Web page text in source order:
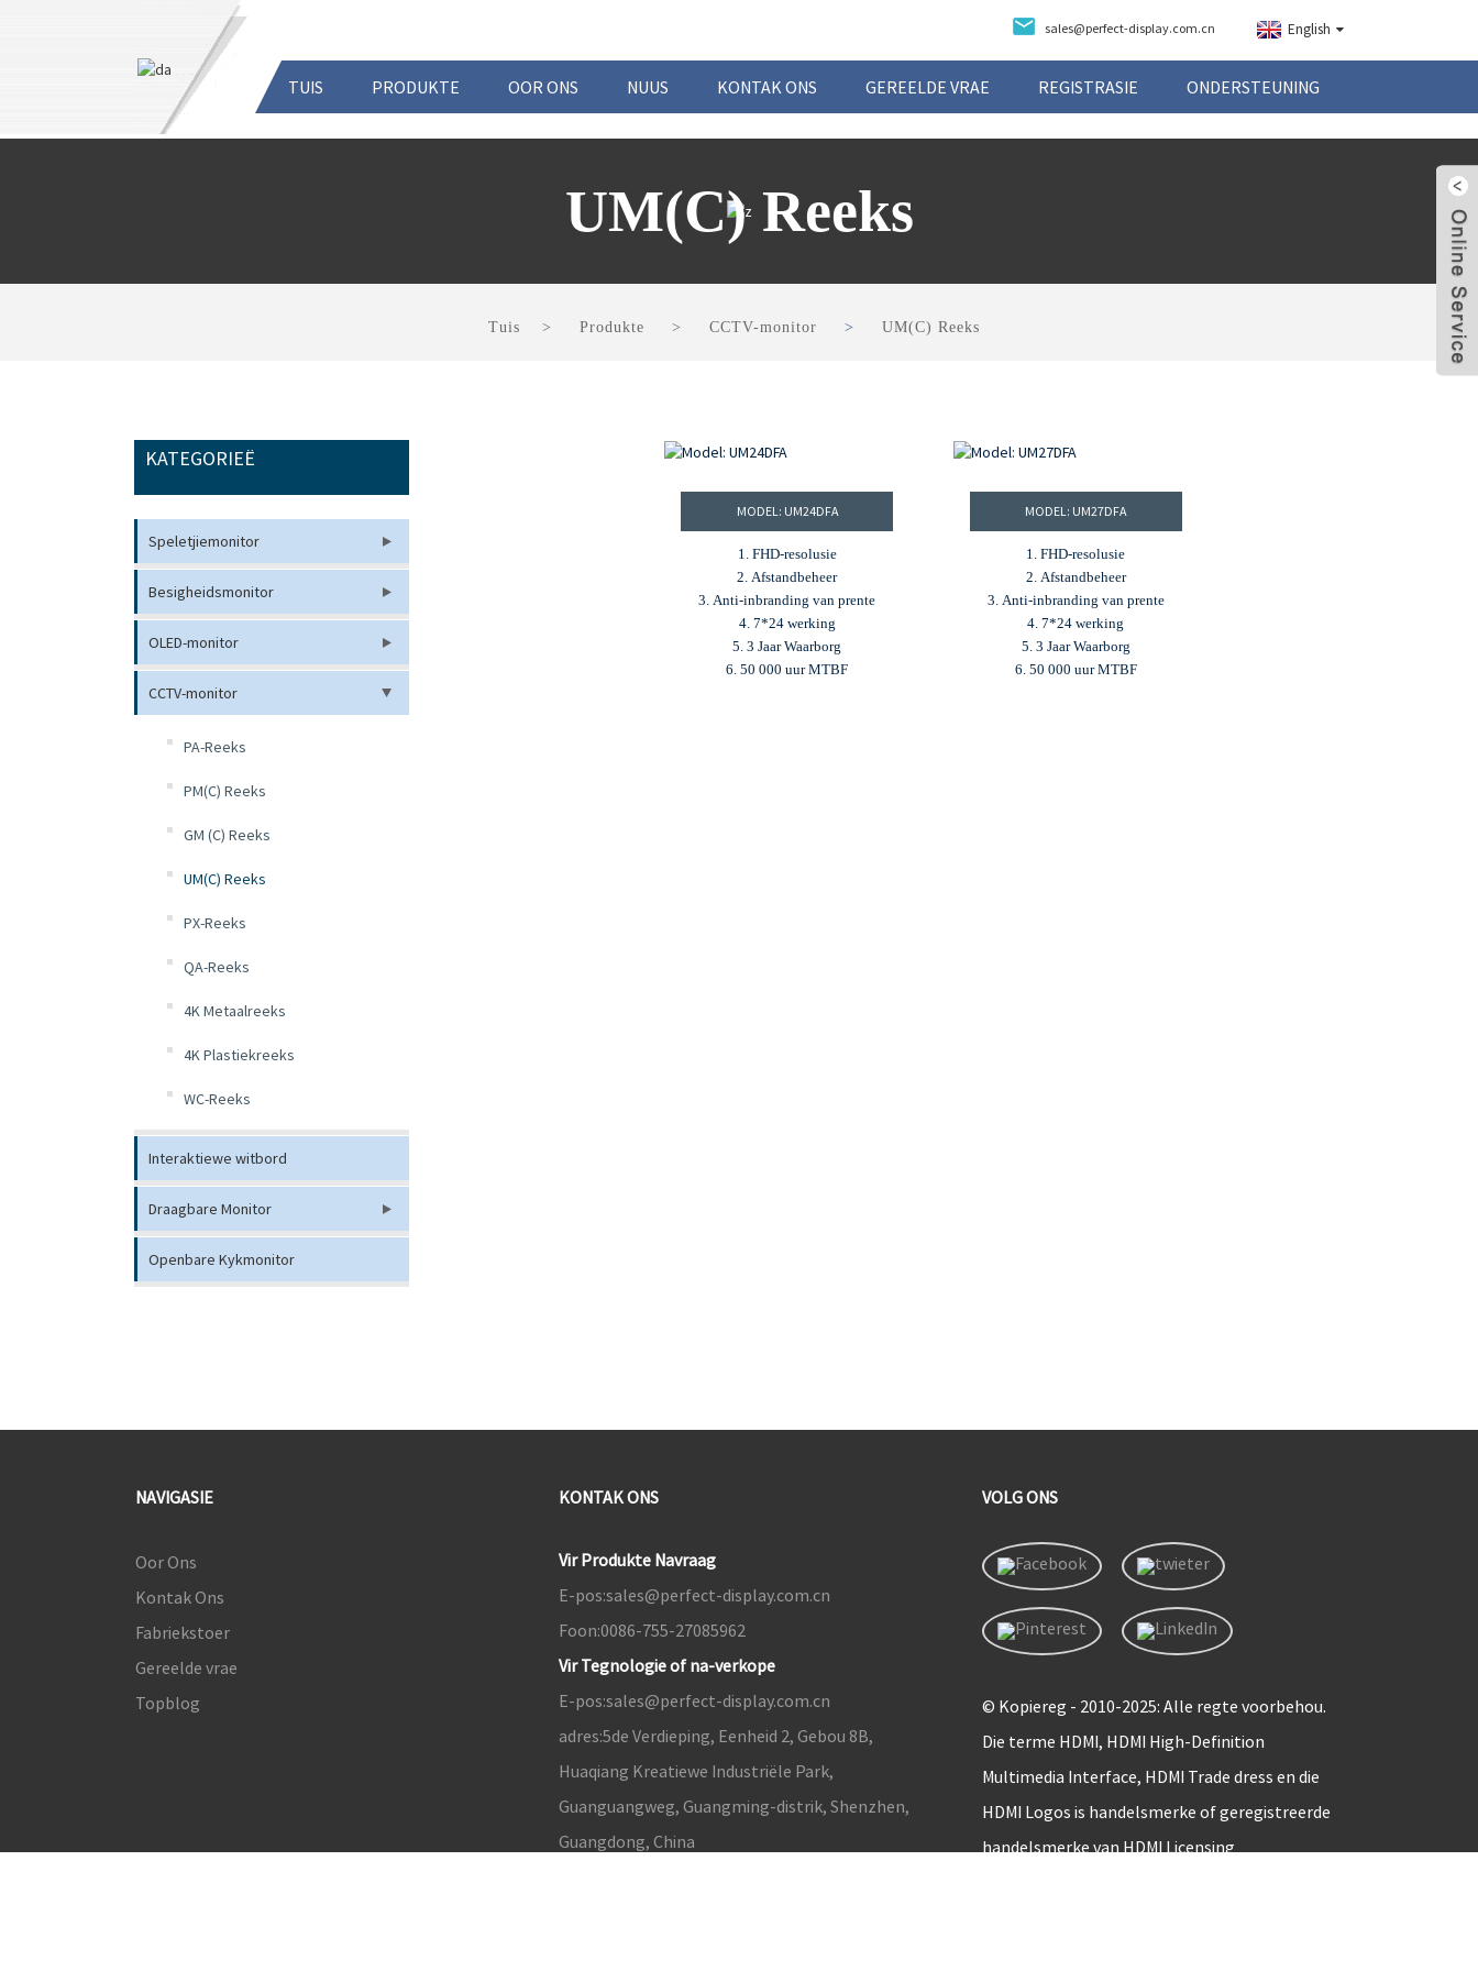
sales@perfect-display.com.cn English
TUIS PRODUKTE OOR ONS NUUS KONTAK ONS GEREELDE VRAE REGISTRASIE ONDERSTEUNING
UM(C) Reeks
Tuis Produkte CCTV-monitor UM(C) Reeks
KATEGORIEË
Speletjiemonitor
Besigheidsmonitor
OLED-monitor
CCTV-monitor
PA-Reeks
PM(C) Reeks
GM (C) Reeks
UM(C) Reeks
PX-Reeks
QA-Reeks
4K Metaalreeks
4K Plastiekreeks
WC-Reeks
Interaktiewe witbord
Draagbare Monitor
Openbare Kykmonitor
MODEL: UM24DFA
1. FHD-resolusie
2. Afstandbeheer
3. Anti-inbranding van prente
4. 7*24 werking
5. 3 Jaar Waarborg
6. 50 000 uur MTBF
MODEL: UM27DFA
1. FHD-resolusie
2. Afstandbeheer
3. Anti-inbranding van prente
4. 7*24 werking
5. 3 Jaar Waarborg
6. 50 000 uur MTBF
NAVIGASIE
Oor Ons
Kontak Ons
Fabriekstoer
Gereelde vrae
Topblog
KONTAK ONS
Vir Produkte Navraag
E-pos:sales@perfect-display.com.cn
Foon:0086-755-27085962
Vir Tegnologie of na-verkope
E-pos:sales@perfect-display.com.cn
adres:5de Verdieping, Eenheid 2, Gebou 8B,
Huaqiang Kreatiewe Industriële Park,
Guanguangweg, Guangming-distrik, Shenzhen,
Guangdong, China
VOLG ONS
© Kopiereg - 2010-2025: Alle regte voorbehou.
Die terme HDMI, HDMI High-Definition
Multimedia Interface, HDMI Trade dress en die
HDMI Logos is handelsmerke of geregistreerde
handelsmerke van HDMI Licensing